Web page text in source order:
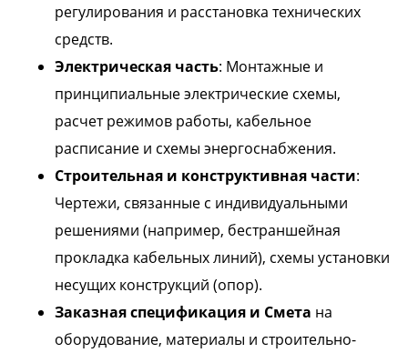
регулирования и расстановка технических
средств.
Электрическая часть: Монтажные и
принципиальные электрические схемы,
расчет режимов работы, кабельное
расписание и схемы энергоснабжения.
Строительная и конструктивная части:
Чертежи, связанные с индивидуальными
решениями (например, бестраншейная
прокладка кабельных линий), схемы установки
несущих конструкций (опор).
Заказная спецификация и Смета на
оборудование, материалы и строительно-